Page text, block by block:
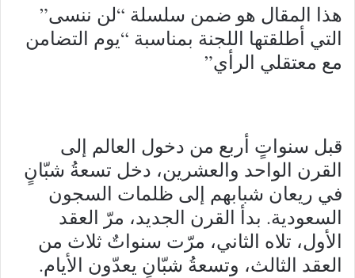
هذا المقال هو ضمن سلسلة “لن ننسى”
التي أطلقتها اللجنة بمناسبة “يوم التضامن
مع معتقلي الرأي”
قبل سنواتٍ أربع من دخول العالم إلى
القرن الواحد والعشرين، دخل تسعةُ شبّانٍ
في ريعان شبابهم إلى ظلمات السجون
السعودية. بدأ القرن الجديد، مرّ العقد
الأول، تلاه الثاني، مرّت سنواتٌ ثلاث من
العقد الثالث، وتسعةُ شبّانٍ يعدّون الأيام.